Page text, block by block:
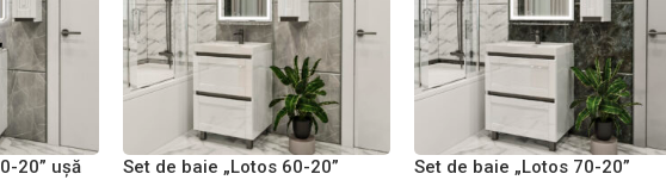
20” uşă
Set de baie „Lotos 60-20”
Set de baie „Lotos 70-20”